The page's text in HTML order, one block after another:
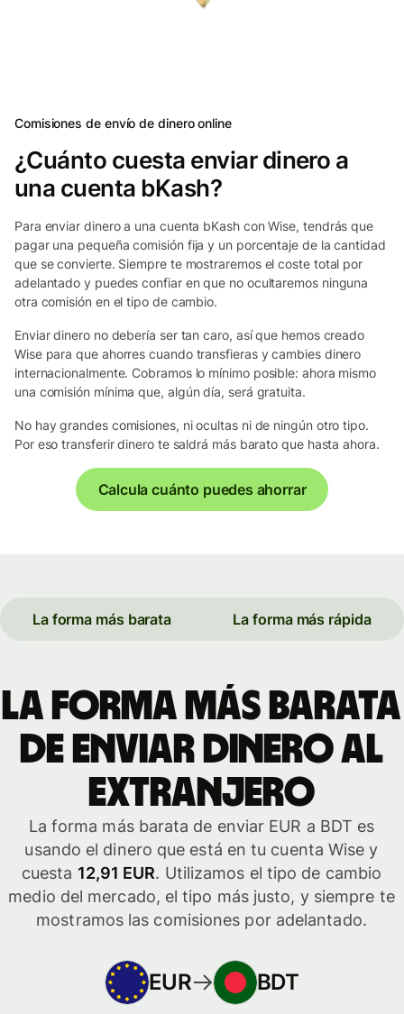
Comisiones de envío de dinero online
¿Cuánto cuesta enviar dinero a
una cuenta bKash?
Para enviar dinero a una cuenta bKash con Wise, tendrás que
pagar una pequeña comisión fija y un porcentaje de la cantidad
que se convierte. Siempre te mostraremos el coste total por
adelantado y puedes confiar en que no ocultaremos ninguna
otra comisión en el tipo de cambio.
Enviar dinero no debería ser tan caro, así que hemos creado
Wise para que ahorres cuando transfieras y cambies dinero
internacionalmente. Cobramos lo mínimo posible: ahora mismo
una comisión mínima que, algún día, será gratuita.
No hay grandes comisiones, ni ocultas ni de ningún otro tipo.
Por eso transferir dinero te saldrá más barato que hasta ahora.
Calcula cuánto puedes ahorrar
La forma más barata La forma más rápida
La forma más barata
de enviar dinero al
extranjero
La forma más barata de enviar EUR a BDT es
usando el dinero que está en tu cuenta Wise y
cuesta 12,91 EUR. Utilizamos el tipo de cambio
medio del mercado, el tipo más justo, y siempre te
mostramos las comisiones por adelantado.
EUR BDT